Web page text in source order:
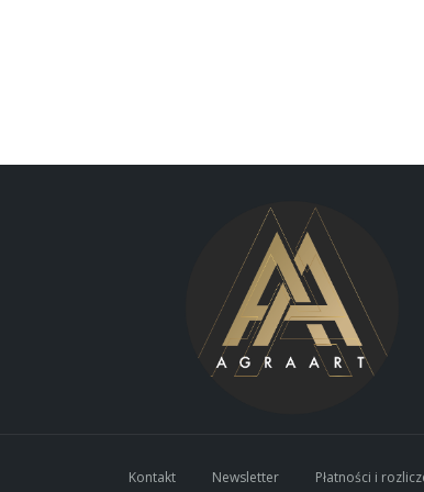
Kontakt Newsletter Płatności i